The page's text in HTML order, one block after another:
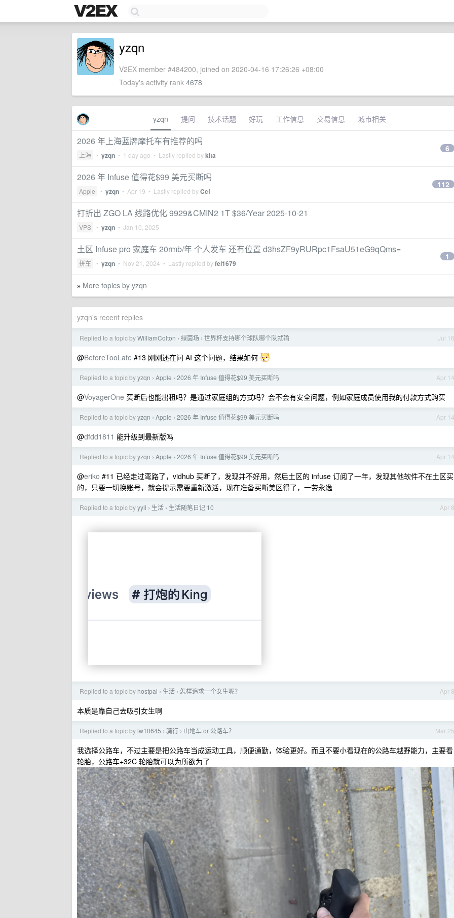
yzqn
V2EX member #484200, joined on 2020-04-16 17:26:26 +08:00
Today's activity rank 4678
yzqn 提问 技术话题 好玩 工作信息 交易信息 城市相关
2026 年上海蓝牌摩托车有推荐的吗
上海 • yzqn • 1 day ago • Lastly replied bykita
6
2026 年 Infuse 值得花$99 美元买断吗
Apple • yzqn • Apr 19 • Lastly replied byCcf
112
打折出 ZGO LA 线路优化 9929&CMIN2 1T $36/Year 2025-10-21
VPS • yzqn • Jan 10, 2025
土区 Infuse pro 家庭车 20rmb/年 个人发车 还有位置 d3hsZF9yRURpc1FsaU51eG9qQms=
拼车 • yzqn • Nov 21, 2024 • Lastly replied byfei1679
1
» More topics by yzqn
yzqn's recent replies
Jul 16
Replied to a topic byWilliamColton › 绿茵场 › 世界杯支持哪个球队哪个队就输
@BeforeTooLate #13 刚刚还在问 AI 这个问题，结果如何
Apr 14
Replied to a topic byyzqn › Apple › 2026 年 Infuse 值得花$99 美元买断吗
@VoyagerOne 买断后也能出租吗？是通过家庭组的方式吗？会不会有安全问题，例如家庭成员使用我的付款方式购买
Apr 14
Replied to a topic byyzqn › Apple › 2026 年 Infuse 值得花$99 美元买断吗
@dfdd1811 能升级到最新版吗
Apr 14
Replied to a topic byyzqn › Apple › 2026 年 Infuse 值得花$99 美元买断吗
@eriko #11 已经走过弯路了，vidhub 买断了，发现并不好用，然后土区的 infuse 订阅了一年，发现其他软件不在土区买
的，只要一切换账号，就会提示需要重新激活，现在准备买断美区得了，一劳永逸
Apr 8
Replied to a topic byyyll › 生活 › 生活随笔日记 10
Apr 8
Replied to a topic by hostpai › 生活 › 怎样追求一个女生呢？
本质是靠自己去吸引女生啊
Mar 25
Replied to a topic by lw10645 › 骑行 › 山地车 or 公路车？
我选择公路车，不过主要是把公路车当成运动工具，顺便通勤，体验更好。而且不要小看现在的公路车越野能力，主要看
轮胎，公路车+32C 轮胎就可以为所欲为了